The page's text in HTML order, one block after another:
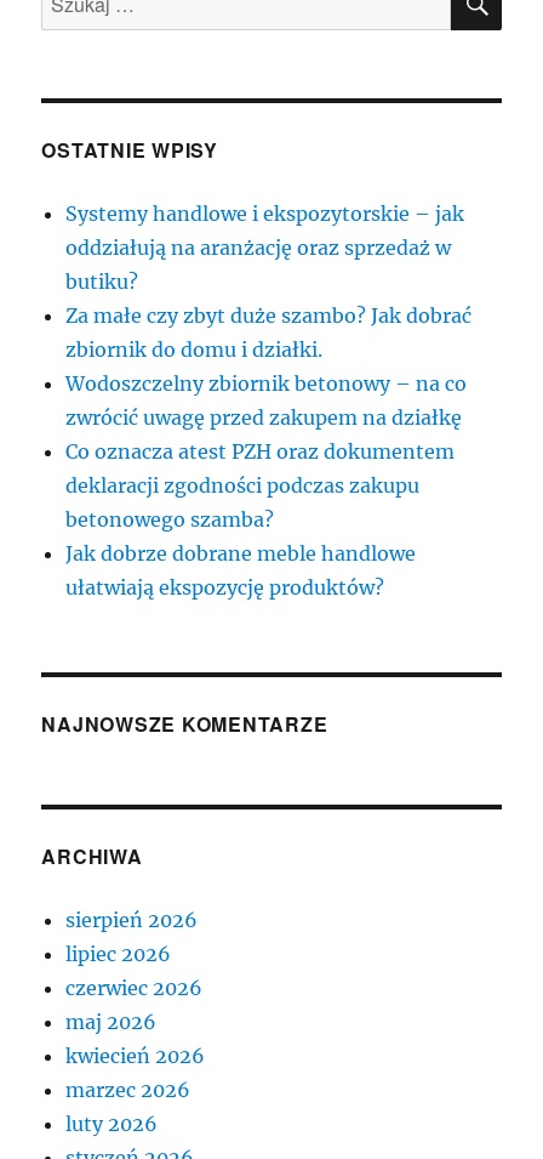
OSTATNIE WPISY
Systemy handlowe i ekspozytorskie – jak
oddziałują na aranżację oraz sprzedaż w
butiku?
Za małe czy zbyt duże szambo? Jak dobrać
zbiornik do domu i działki.
Wodoszczelny zbiornik betonowy – na co
zwrócić uwagę przed zakupem na działkę
Co oznacza atest PZH oraz dokumentem
deklaracji zgodności podczas zakupu
betonowego szamba?
Jak dobrze dobrane meble handlowe
ułatwiają ekspozycję produktów?
NAJNOWSZE KOMENTARZE
ARCHIWA
sierpień 2026
lipiec 2026
czerwiec 2026
maj 2026
kwiecień 2026
marzec 2026
luty 2026